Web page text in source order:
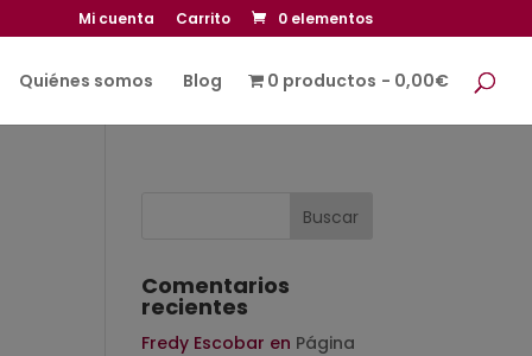
Mi cuenta Carrito 0 elementos
Quiénes somos Blog 0 productos 0,00€
Comentarios
recientes
Fredy Escobar en Página